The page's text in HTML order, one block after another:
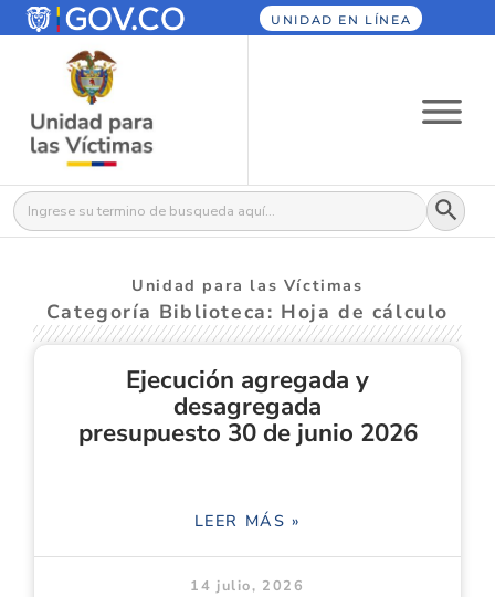
UNIDAD EN LÍNEA
Buscar: Botón
Unidad para las Víctimas
Categoría Biblioteca: Hoja de cálculo
Ejecución agregada y
desagregada
presupuesto 30 de junio 2026
LEER MÁS »
14 julio, 2026